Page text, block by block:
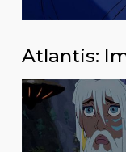
Atlantis: